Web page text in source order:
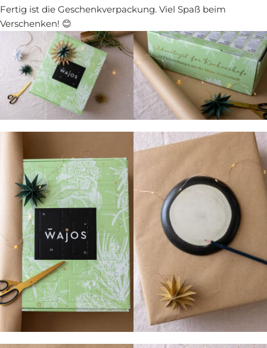
Fertig ist die Geschenkverpackung. Viel Spaß beim
Verschenken! 😊